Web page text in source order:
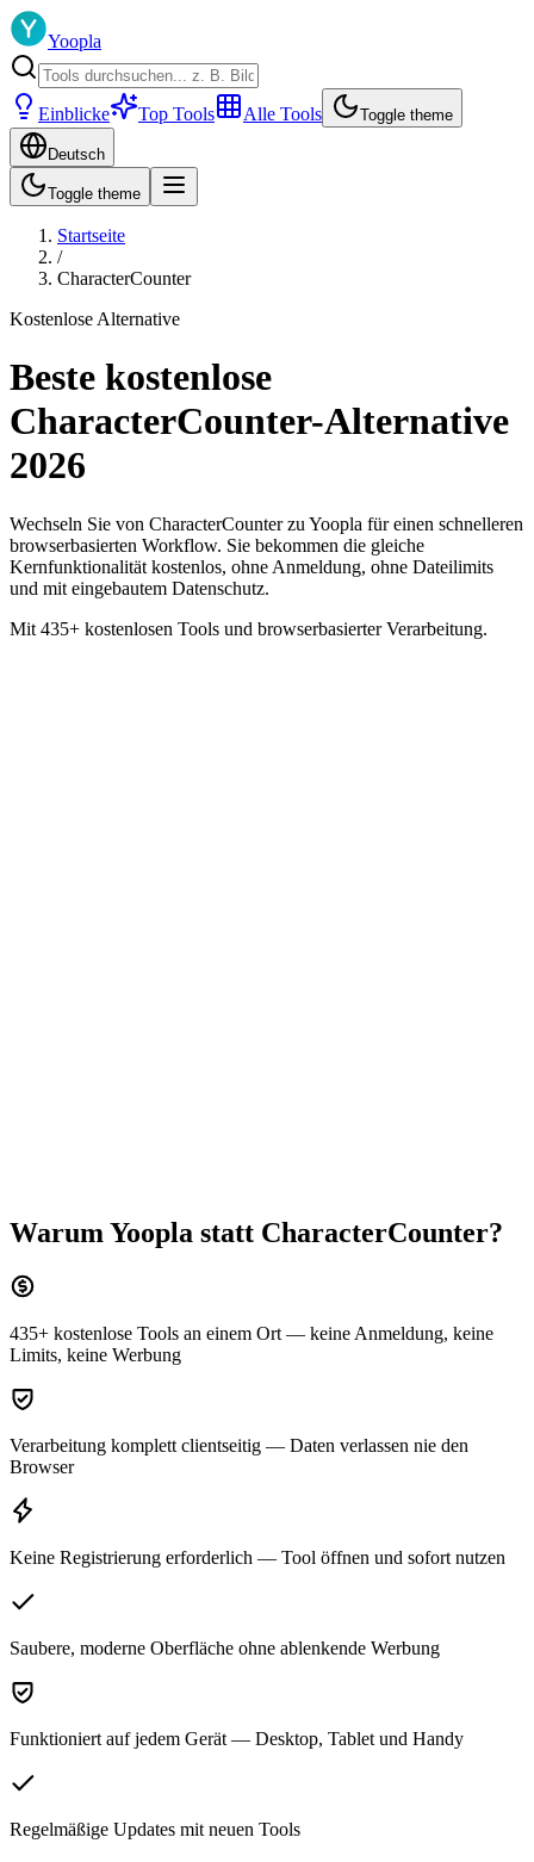
Yoopla
Einblicke Top Tools Alle Tools Toggle theme
Deutsch
Toggle theme
Startseite
/
CharacterCounter
Kostenlose Alternative
Beste kostenlose
CharacterCounter-Alternative
2026
Wechseln Sie von CharacterCounter zu Yoopla für einen schnelleren
browserbasierten Workflow. Sie bekommen die gleiche
Kernfunktionalität kostenlos, ohne Anmeldung, ohne Dateilimits
und mit eingebautem Datenschutz.
Mit 435+ kostenlosen Tools und browserbasierter Verarbeitung.
Warum Yoopla statt CharacterCounter?
435+ kostenlose Tools an einem Ort — keine Anmeldung, keine
Limits, keine Werbung
Verarbeitung komplett clientseitig — Daten verlassen nie den
Browser
Keine Registrierung erforderlich — Tool öffnen und sofort nutzen
Saubere, moderne Oberfläche ohne ablenkende Werbung
Funktioniert auf jedem Gerät — Desktop, Tablet und Handy
Regelmäßige Updates mit neuen Tools